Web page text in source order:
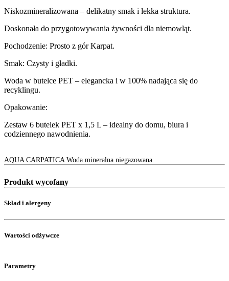
Niskozmineralizowana – delikatny smak i lekka struktura.
Doskonała do przygotowywania żywności dla niemowląt.
Pochodzenie: Prosto z gór Karpat.
Smak: Czysty i gładki.
Woda w butelce PET – elegancka i w 100% nadająca się do
recyklingu.
Opakowanie:
Zestaw 6 butelek PET x 1,5 L – idealny do domu, biura i
codziennego nawodnienia.
AQUA CARPATICA Woda mineralna niegazowana
Produkt wycofany
Skład i alergeny
Wartości odżywcze
Parametry